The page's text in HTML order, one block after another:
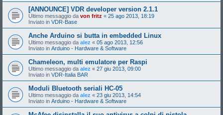
[ANNOUNCE] VDR developer version 2.1.1
Ultimo messaggio da von fritz « 25 ago 2013, 18:19
Inviato in VDR-Base
Anche Arduino si butta in embedded Linux
Ultimo messaggio da alez « 05 ago 2013, 12:56
Inviato in Arduino - Hardware & Software
Chameleon, multi emulatore per Raspi
Ultimo messaggio da alez « 27 giu 2013, 09:00
Inviato in VDR-Italia BAR
Moduli Bluetooth seriali HC-05
Ultimo messaggio da alez « 23 giu 2013, 14:54
Inviato in Arduino - Hardware & Software